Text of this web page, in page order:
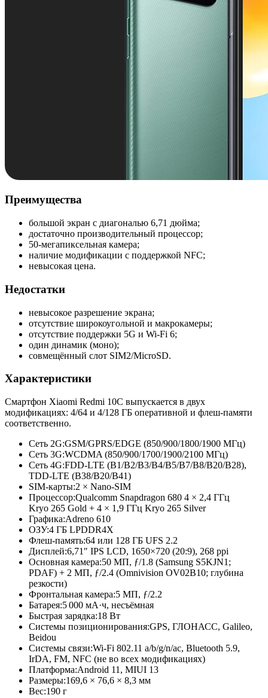
Преимущества
большой экран с диагональю 6,71 дюйма;
достаточно производительный процессор;
50-мегапиксельная камера;
наличие модификации с поддержкой NFC;
невысокая цена.
Недостатки
невысокое разрешение экрана;
отсутствие широкоугольной и макрокамеры;
отсутствие поддержки 5G и Wi-Fi 6;
один динамик (моно);
совмещённый слот SIM2/MicroSD.
Характеристики
Cмартфон Xiaomi Redmi 10C выпускается в двух
модификациях: 4/64 и 4/128 ГБ оперативной и флеш-памяти
соответственно.
Сеть 2G:GSM/GPRS/EDGE (850/900/1800/1900 МГц)
Сеть 3G:WCDMA (850/900/1700/1900/2100 МГц)
Сеть 4G:FDD-LTE (B1/B2/B3/B4/B5/B7/B8/B20/B28),
TDD-LTE (B38/B20/B41)
SIM-карты:2 × Nano-SIM
Процессор:Qualcomm Snapdragon 680 4 × 2,4 ГГц
Kryo 265 Gold + 4 × 1,9 ГГц Kryo 265 Silver
Графика:Adreno 610
ОЗУ:4 ГБ LPDDR4X
Флеш-память:64 или 128 ГБ UFS 2.2
Дисплей:6,71″ IPS LCD, 1650×720 (20:9), 268 ppi
Основная камера:50 МП, ƒ/1.8 (Samsung S5KJN1;
PDAF) + 2 МП, ƒ/2.4 (Omnivision OV02B10; глубина
резкости)
Фронтальная камера:5 МП, ƒ/2.2
Батарея:5 000 мА·ч, несъёмная
Быстрая зарядка:18 Вт
Системы позиционирования:GPS, ГЛОНАСС, Galileo,
Beidou
Системы связи:Wi-Fi 802.11 a/b/g/n/ac, Bluetooth 5.9,
IrDA, FM, NFC (не во всех модификациях)
Платформа:Android 11, MIUI 13
Размеры:169,6 × 76,6 × 8,3 мм
Вес:190 г